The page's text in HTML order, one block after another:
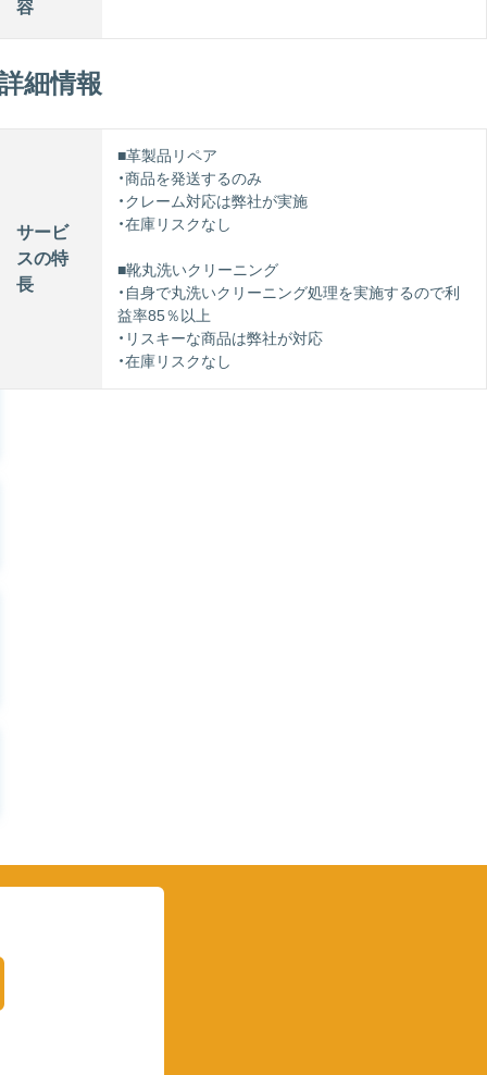
容
細情報
サービ
スの特
長
■革製品リペア
・商品を発送するのみ
・クレーム対応は弊社が実施
・在庫リスクなし
■靴丸洗いクリーニング
・自身で丸洗いクリーニング処理を実施するので利
益率85％以上
・リスキーな商品は弊社が対応
・在庫リスクなし